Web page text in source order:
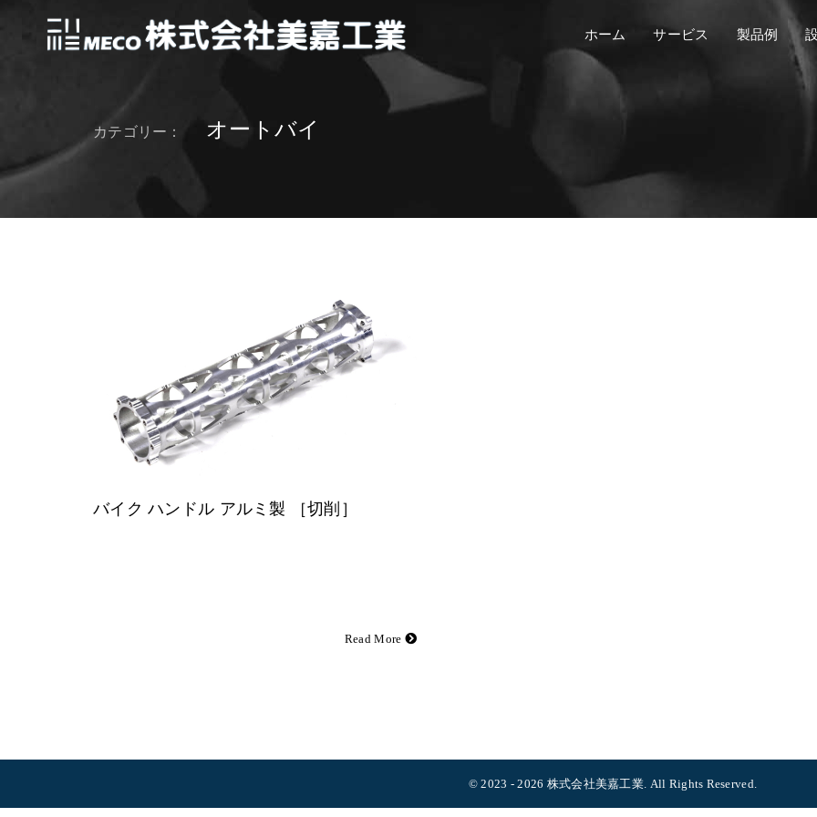
ホーム サービス 製品例
カテゴリー： オートバイ
バイク ハンドル アルミ製 ［切削］
Read More
© 2023 - 2026 株式会社美嘉工業. All Rights Reserved.